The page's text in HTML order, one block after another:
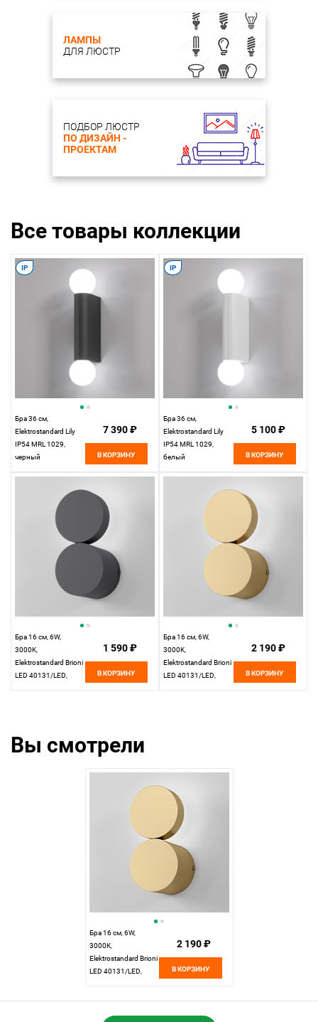
ЛАМПЫ
ДЛЯ ЛЮСТР
ПОДБОР ЛЮСТР
ПО ДИЗАЙН -
ПРОЕКТАМ
Все товары коллекции
IP
Бра 36 см,
Elektrostandard Lily
IP54 MRL 1029,
черный
7 390 ₽
В КОРЗИНУ
IP
Бра 36 см,
Elektrostandard Lily
IP54 MRL 1029,
белый
5 100 ₽
В КОРЗИНУ
Бра 16 см, 6W,
3000K,
Elektrostandard Brioni
LED 40131/LED,
1 590 ₽
В КОРЗИНУ
Бра 16 см, 6W,
3000K,
Elektrostandard Brioni
LED 40131/LED,
2 190 ₽
В КОРЗИНУ
Вы смотрели
Бра 16 см, 6W,
3000K,
Elektrostandard Brioni
LED 40131/LED,
2 190 ₽
В КОРЗИНУ